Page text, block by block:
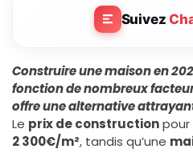
Suivez
Construire une maison en
fonction de nombreux
offre une alternative
Le prix de construction
2 300€/m², tandis qu’une